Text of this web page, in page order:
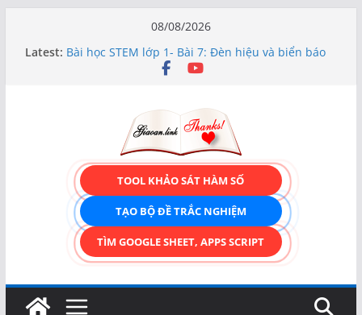
08/08/2026
Latest: Bài học STEM lớp 1- Bài 7: Đèn hiệu và biển báo
Bài học STEM lớp 3 Các bộ phận của thực vật
TẠO FORM ONLINE – TÙY BIẾN GIAO DIỆN ĐỈNH
CAO & XUẤT CODE THÔNG MINH!
TRẢI NGHIỆM CÔNG CỤ TẠO FORM ONLINE
KÉO THẢ – HOÀN TOÀN MIỄN PHÍ!
TOOL KHẢO SÁT HÀM SỐ
TẠO BỘ ĐỀ TRẮC NGHIỆM
TÌM GOOGLE SHEET, APPS SCRIPT